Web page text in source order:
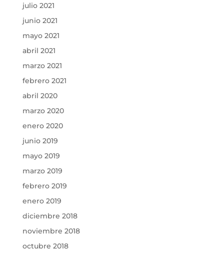
julio 2021
junio 2021
mayo 2021
abril 2021
marzo 2021
febrero 2021
abril 2020
marzo 2020
enero 2020
junio 2019
mayo 2019
marzo 2019
febrero 2019
enero 2019
diciembre 2018
noviembre 2018
octubre 2018